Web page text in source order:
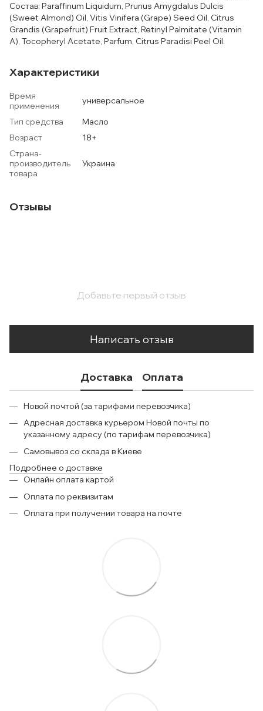
Состав: Paraffinum Liquidum, Prunus Amygdalus Dulcis
(Sweet Almond) Oil, Vitis Vinifera (Grape) Seed Oil, Citrus
Grandis (Grapefruit) Fruit Extract, Retinyl Palmitate (Vitamin
A), Tocopheryl Acetate, Parfum, Citrus Paradisi Peel Oil.
Характеристики
Время
применения
универсальное
Тип средства
Масло
Возраст
18+
Страна-
производитель
товара
Украина
Отзывы
Добавьте первый отзыв
Написать отзыв
Доставка Оплата
Новой почтой (за тарифами перевозчика)
Адресная доставка курьером Новой почты по
указанному адресу (по тарифам перевозчика)
Самовывоз со склада в Киеве
Подробнее о доставке
Онлайн оплата картой
Оплата по реквизитам
Оплата при получении товара на почте